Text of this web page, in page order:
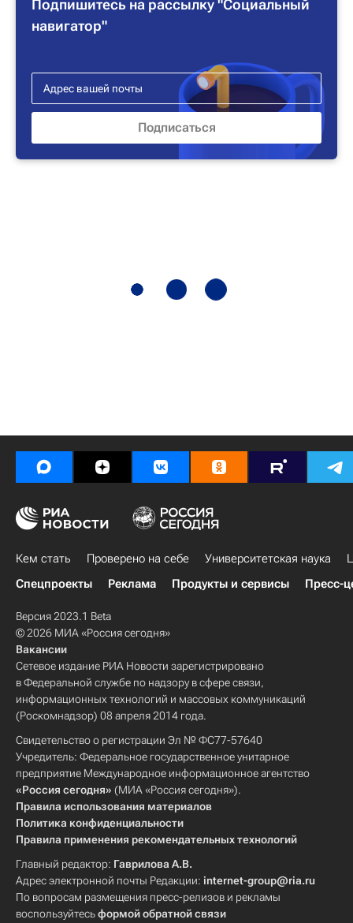
Подпишитесь на рассылку "Социальный
навигатор"
Кем стать Проверено на себе Университетская наука
Спецпроекты
Реклама Продукты и сервисы Пресс-
Версия 2023.1 Beta
© 2026 МИА «Россия сегодня»
Вакансии
Сетевое издание РИА Новости зарегистрировано
в Федеральной службе по надзору в сфере связи,
информационных технологий и массовых коммуникаций
(Роскомнадзор) 08 апреля 2014 года.
Свидетельство о регистрации Эл № ФС77-57640
Учредитель: Федеральное государственное унитарное
предприятие Международное информационное агентство
«Россия сегодня» (МИА «Россия сегодня»).
Правила использования материалов
Политика конфиденциальности
Правила применения рекомендательных технологий
Главный редактор: Гаврилова А.В.
Адрес электронной почты Редакции: internet-group@ria.ru
По вопросам размещения пресс-релизов и рекламы
воспользуйтесьформой обратной связи